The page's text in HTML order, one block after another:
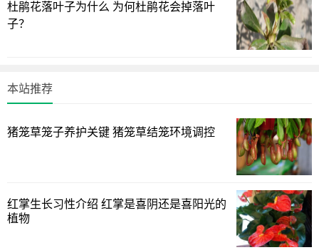
保持土壤湿度以降低落花可能性。夏季高温时，要经常向叶
面喷水，尽量使空气湿度保持在70~80%，保持合适的温度和
施加有机肥，或是中等浓度的腐熟液肥，这样有利于增强月
季的越冬抗寒能力，从而促使月季在秋天大量开花。
杜鹃花落叶子为什么 为何杜鹃花会掉落叶
子？
本站推荐
猪笼草笼子养护关键 猪笼草结笼环境调控
红掌生长习性介绍 红掌是喜阴还是喜阳光的
植物